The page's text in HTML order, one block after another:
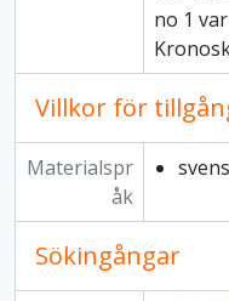
no 1
Villkor för
Materialspr
åk
Sökingångar